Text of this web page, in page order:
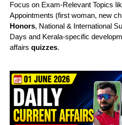
Focus on Exam-Relevant Topics
Appointments (first woman, new
Honors, National & International
Days and Kerala-specific
affairs quizzes.